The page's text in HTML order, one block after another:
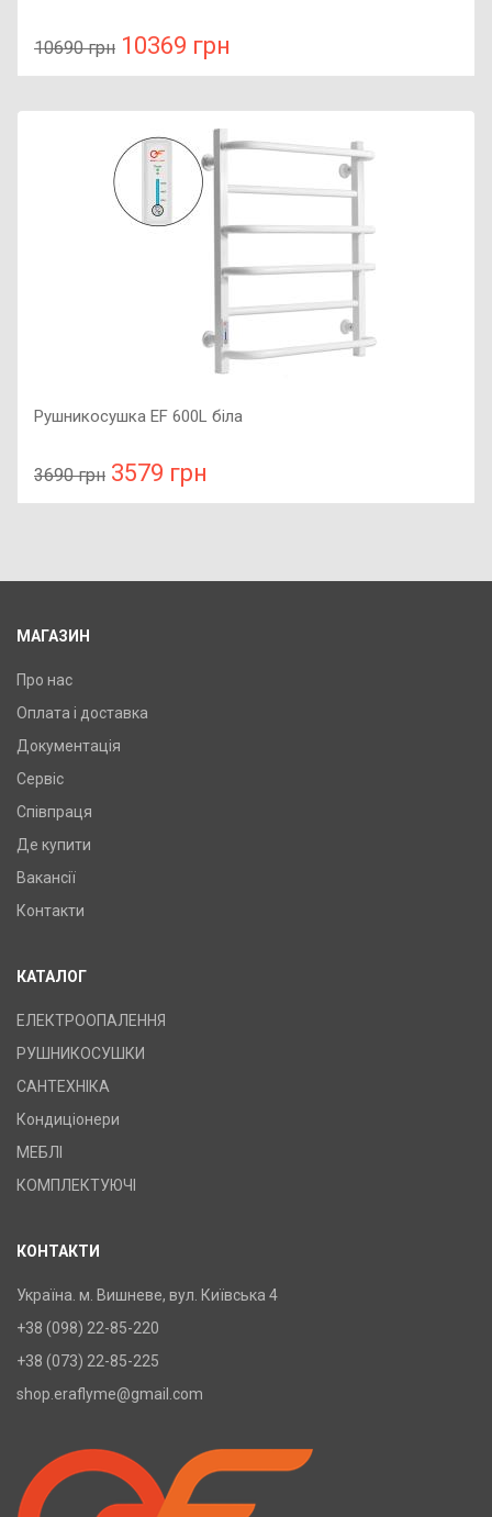
10690 грн 10369 грн
Колір: чорний, Підключення: ліве, Потужність: 180 Вт,
Розмір: 900x450x85,
Рушникосушка EF 600L біла
3690 грн 3579 грн
МАГАЗИН
Про нас
Оплата і доставка
Документація
Сервіс
Співпраця
Де купити
Вакансії
Контакти
КАТАЛОГ
ЕЛЕКТРООПАЛЕННЯ
РУШНИКОСУШКИ
САНТЕХНІКА
Кондиціонери
МЕБЛІ
КОМПЛЕКТУЮЧІ
КОНТАКТИ
Україна. м. Вишневе, вул. Київська 4
+38 (098) 22-85-220
+38 (073) 22-85-225
shop.eraflyme@gmail.com